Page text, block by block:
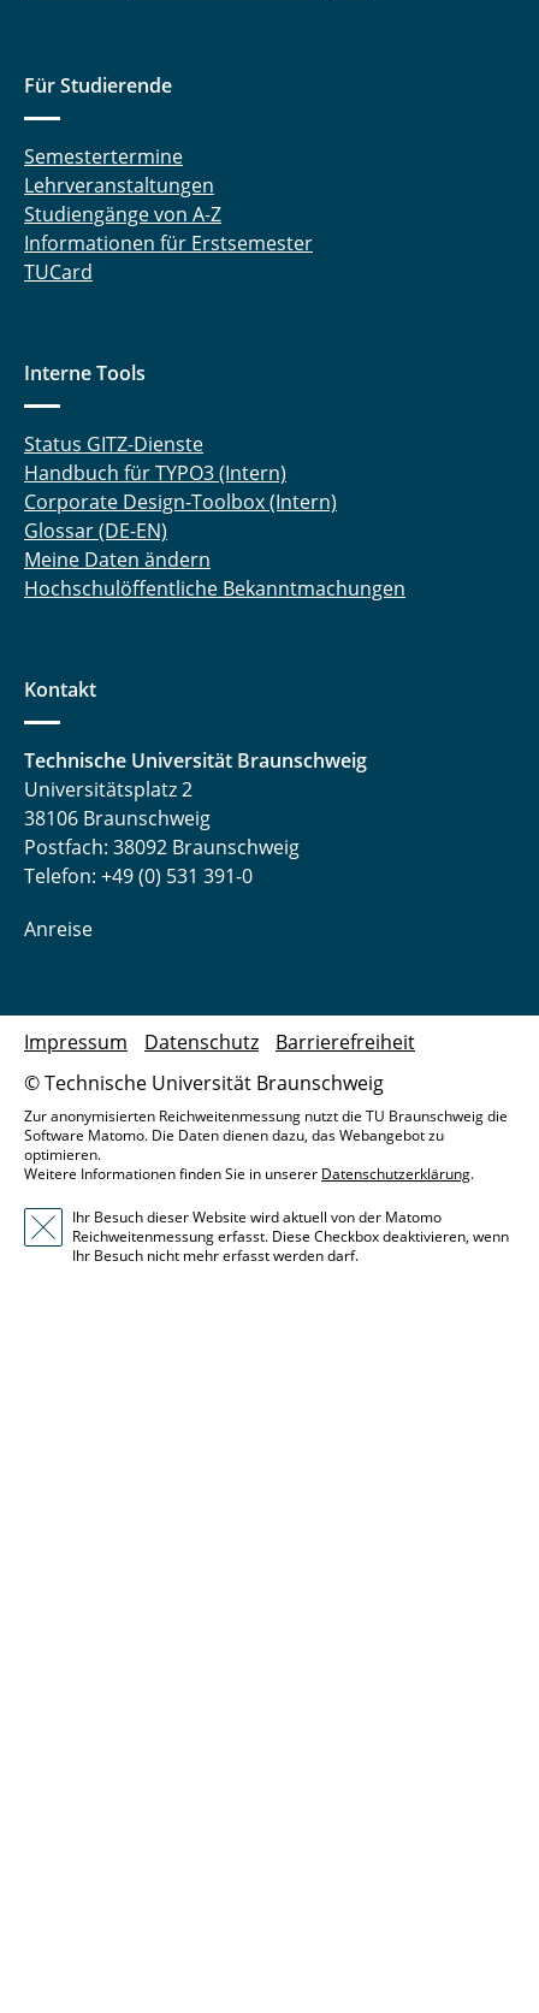
Für Studierende
Semestertermine
Lehrveranstaltungen
Studiengänge von A-Z
Informationen für Erstsemester
TUCard
Interne Tools
Status GITZ-Dienste
Handbuch für TYPO3 (Intern)
Corporate Design-Toolbox (Intern)
Glossar (DE-EN)
Meine Daten ändern
Hochschulöffentliche Bekanntmachungen
Kontakt
Technische Universität Braunschweig
Universitätsplatz 2
38106 Braunschweig
Postfach: 38092 Braunschweig
Telefon: +49 (0) 531 391-0
Anreise
© Technische Universität Braunschweig
Impressum Datenschutz Barrierefreiheit
Zur anonymisierten Reichweitenmessung nutzt die TU Braunschweig die
Software Matomo. Die Daten dienen dazu, das Webangebot zu
optimieren.
Weitere Informationen finden Sie in unserer Datenschutzerklärung.
Ihr Besuch dieser Website wird aktuell von der Matomo
Reichweitenmessung erfasst. Diese Checkbox deaktivieren, wenn
Ihr Besuch nicht mehr erfasst werden darf.